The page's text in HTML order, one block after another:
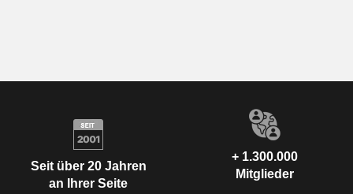
Seit über 20 Jahren
an Ihrer Seite
+ 1.300.000
Mitglieder